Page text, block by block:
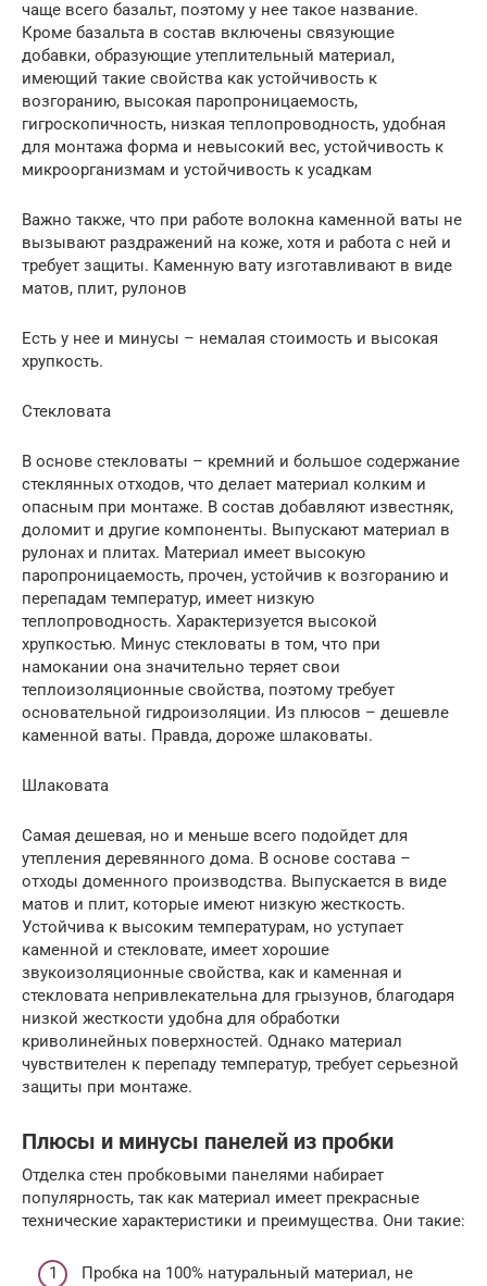
чаще всего базальт, поэтому у нее такое название.
Кроме базальта в состав включены связующие
добавки, образующие утеплительный материал,
имеющий такие свойства как устойчивость к
возгоранию, высокая паропроницаемость,
гигроскопичность, низкая теплопроводность, удобная
для монтажа форма и невысокий вес, устойчивость к
микроорганизмам и устойчивость к усадкам
Важно также, что при работе волокна каменной ваты не
вызывают раздражений на коже, хотя и работа с ней и
требует защиты. Каменную вату изготавливают в виде
матов, плит, рулонов
Есть у нее и минусы – немалая стоимость и высокая
хрупкость.
Стекловата
В основе стекловаты – кремний и большое содержание
стеклянных отходов, что делает материал колким и
опасным при монтаже. В состав добавляют известняк,
доломит и другие компоненты. Выпускают материал в
рулонах и плитах. Материал имеет высокую
паропроницаемость, прочен, устойчив к возгоранию и
перепадам температур, имеет низкую
теплопроводность. Характеризуется высокой
хрупкостью. Минус стекловаты в том, что при
намокании она значительно теряет свои
теплоизоляционные свойства, поэтому требует
основательной гидроизоляции. Из плюсов – дешевле
каменной ваты. Правда, дороже шлаковаты.
Шлаковата
Самая дешевая, но и меньше всего подойдет для
утепления деревянного дома. В основе состава –
отходы доменного производства. Выпускается в виде
матов и плит, которые имеют низкую жесткость.
Устойчива к высоким температурам, но уступает
каменной и стекловате, имеет хорошие
звукоизоляционные свойства, как и каменная и
стекловата непривлекательна для грызунов, благодаря
низкой жесткости удобна для обработки
криволинейных поверхностей. Однако материал
чувствителен к перепаду температур, требует серьезной
защиты при монтаже.
Плюсы и минусы панелей из пробки
Отделка стен пробковыми панелями набирает
популярность, так как материал имеет прекрасные
технические характеристики и преимущества. Они такие:
Пробка на 100% натуральный материал, не